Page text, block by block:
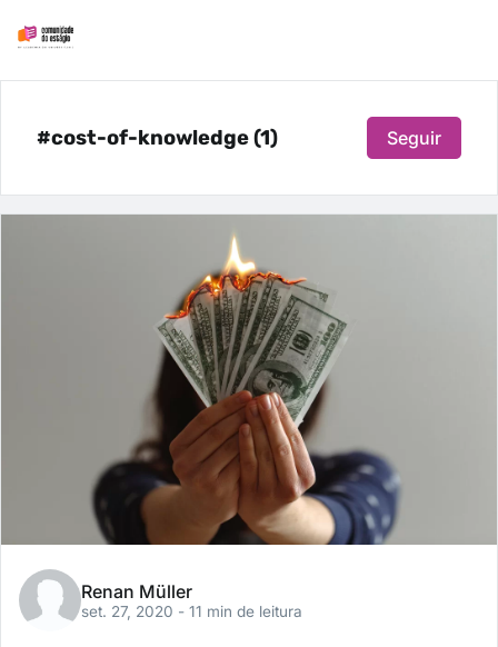
#cost-of-knowledge (1) Seguir
Renan Müller
set. 27, 2020 - 11 min de leitura